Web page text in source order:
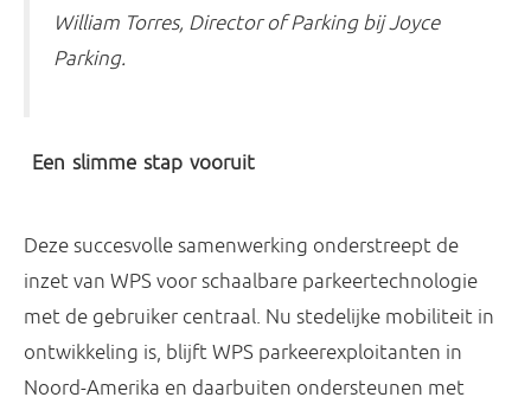
William Torres, Director of Parking bij Joyce
Parking.
Een slimme stap vooruit
Deze succesvolle samenwerking onderstreept de
inzet van WPS voor schaalbare parkeertechnologie
met de gebruiker centraal. Nu stedelijke mobiliteit in
ontwikkeling is, blijft WPS parkeerexploitanten in
Noord-Amerika en daarbuiten ondersteunen met